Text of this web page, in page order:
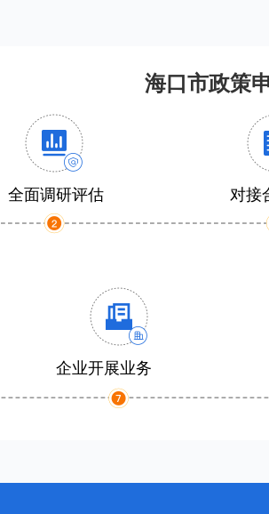
海口市政策
全面调研评估 对接
企业开展业务